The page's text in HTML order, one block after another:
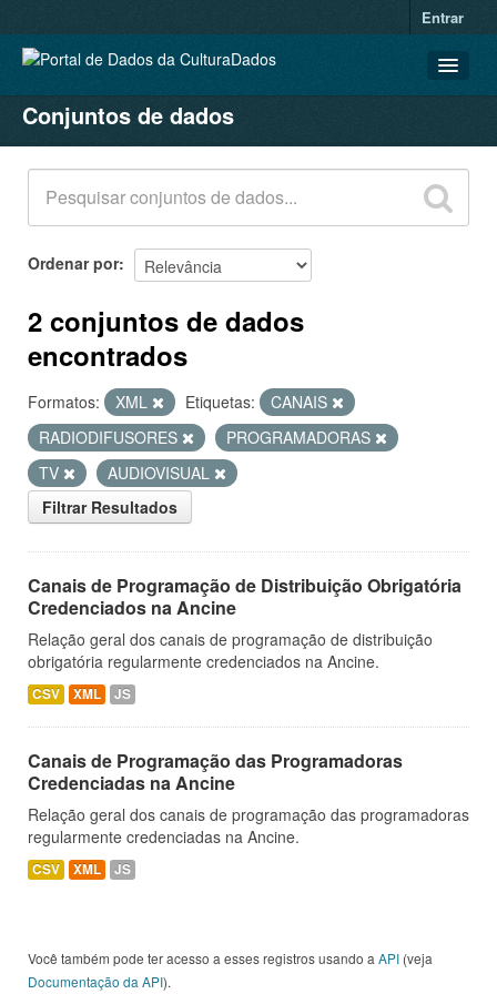
Entrar
CONJUNTOS DE DADOS
ORGANIZAÇÕES
GRUPOS
SOBRE
Conjuntos de dados
Ordenar por
2 conjuntos de dados
encontrados
Formatos: XML Etiquetas:
CANAIS
RADIODIFUSORES
PROGRAMADORAS
TV
AUDIOVISUAL
Filtrar Resultados
Canais de Programação de Distribuição Obrigatória
Credenciados na Ancine
Relação geral dos canais de programação de distribuição
obrigatória regularmente credenciados na Ancine.
CSV XML JS
Canais de Programação das Programadoras
Credenciadas na Ancine
Relação geral dos canais de programação das programadoras
regularmente credenciadas na Ancine.
CSV XML JS
Você também pode ter acesso a esses registros usando a API (veja
Documentação da API).